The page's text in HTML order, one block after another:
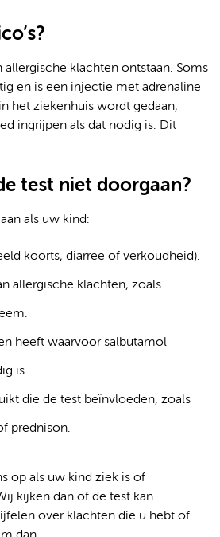
allergische klachten ontstaan. Soms
en is een injectie met adrenaline
het ziekenhuis wordt gedaan,
ingrijpen als dat nodig is. Dit
test niet doorgaan?
als uw kind:
koorts, diarree of verkoudheid).
allergische klachten, zoals
heeft waarvoor salbutamol
is.
die de test beïnvloeden, zoals
prednison.
op als uw kind ziek is of
kijken dan of de test kan
over klachten die u hebt of